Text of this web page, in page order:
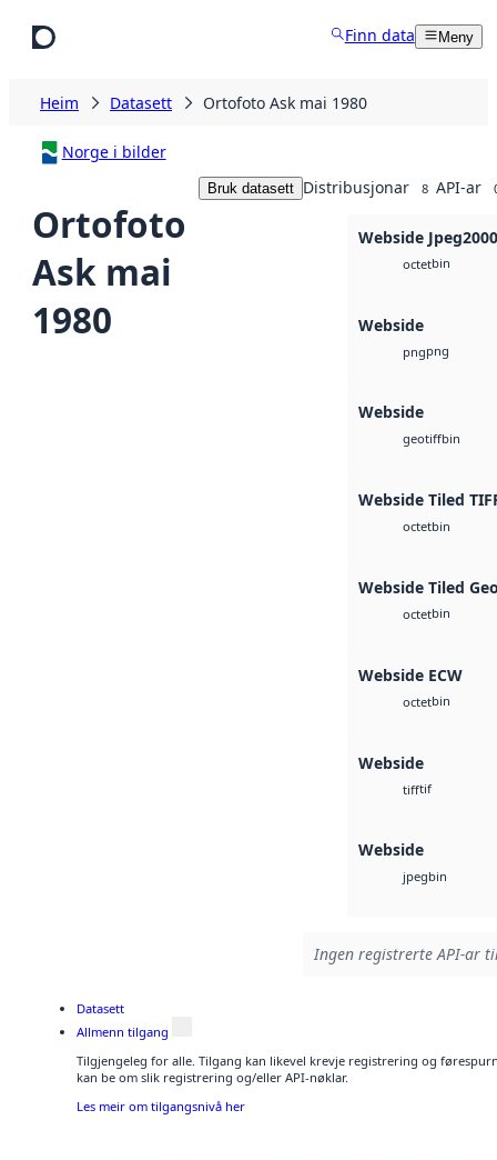
Finn data Meny
Heim Datasett Ortofoto Ask mai 1980
Norge i bilder
Ortofoto
Ask mai
1980
Bruk datasett Distribusjonar 8 API-ar
Webside Jpeg2000
octetbin
Webside
pngpng
Webside
geotiffbin
Webside Tiled
octetbin
Webside Tiled
octetbin
Webside ECW
octetbin
Webside
tifftif
Webside
jpegbin
Ingen registrerte API-ar
Datasett
Allmenn tilgang
Tilgjengeleg for alle. Tilgang kan likevel krevje registrering og
kan be om slik registrering og/eller API-nøklar.
Les meir om tilgangsnivå her